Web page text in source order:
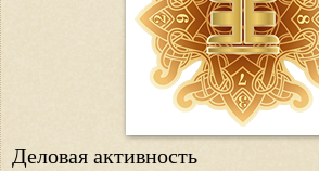
Деловая активность